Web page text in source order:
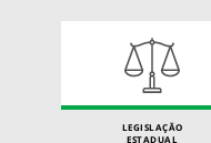
LEGISLAÇÃO
ESTADUAL